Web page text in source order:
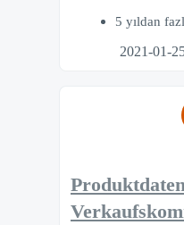
5 yıldan
2021-01-